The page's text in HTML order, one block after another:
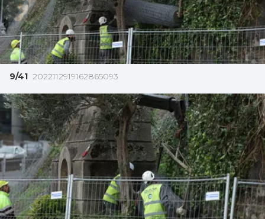
9/41 2022112919162865093